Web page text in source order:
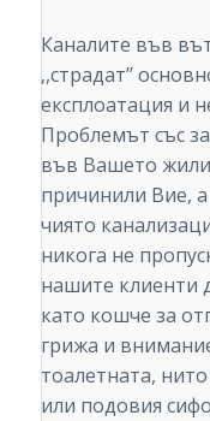
Каналите във
,,страдат’’
експлоатация и
Проблемът със
във Вашето
причинили Вие, а
чиято
никога не
нашите клиенти
като кошче за
грижа и
тоалетната,
или подовия